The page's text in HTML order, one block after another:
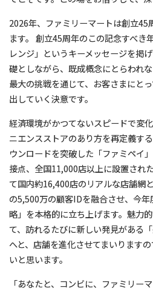
2026年、ファミリーマートは創立45
ます。 創立45周年のこの記念すべき
レンジ」というキーメッセージを掲
礎としながら、既成概念にとらわれ
最大の挑戦を通じて、お客さまにと
出していく決意です。
経済環境がかつてないスピードで変
ニエンスストアのあり方を再定義す
ウンロードを突破した「ファミペイ
接点、全国11,000店以上に設置され
て国内約16,400店のリアルな店舗網
の5,500万の顧客IDを融合させ、今
略」を本格的に立ち上げます。魅力
て、訪れるたびに新しい発見がある
へと、店舗を進化させてまいります
いと思います。
「あなたと、コンビに、ファミリーマ